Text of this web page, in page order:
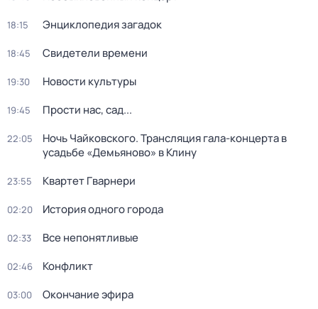
18:15 Энциклопедия загадок
18:45 Свидетели времени
19:30 Новости культуры
19:45 Прости нас, сад...
22:05
Ночь Чайковского. Трансляция гала-концерта в
усадьбе «Демьяново» в Клину
23:55 Квартет Гварнери
02:20 История одного города
02:33 Все непонятливые
02:46 Конфликт
03:00 Окончание эфира